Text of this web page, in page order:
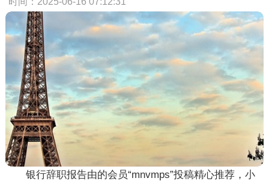
银行辞职报告由的会员“mnvmps”投稿精心推荐，小